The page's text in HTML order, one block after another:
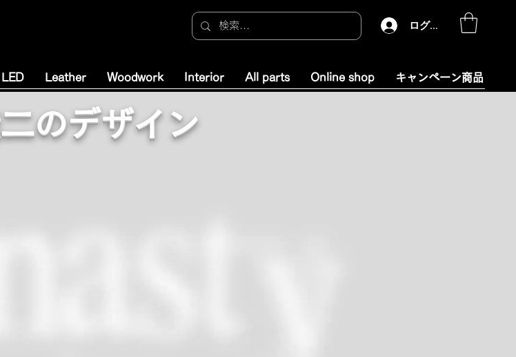
ログイン
LED Leather Woodwork Interior All parts Online shop キャンペーン商品
のデザイン